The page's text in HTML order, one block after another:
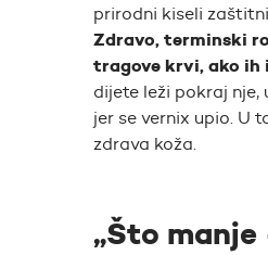
prirodni kiseli
Zdravo, terminski
tragove krvi, ako ih
dijete leži pokraj nje,
jer se vernix upio. U
zdrava koža.
„Što